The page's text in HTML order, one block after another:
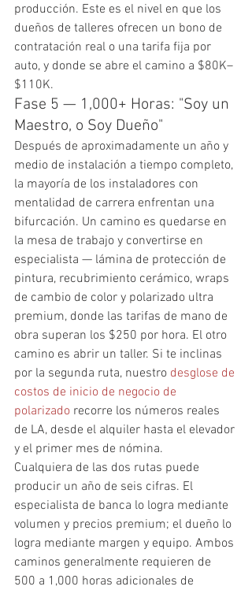
producción. Este es el nivel en que los
dueños de talleres ofrecen un bono de
contratación real o una tarifa fija por
auto, y donde se abre el camino a $80K–
$110K.
Fase 5 — 1,000+ Horas: "Soy un
Maestro, o Soy Dueño"
Después de aproximadamente un año y
medio de instalación a tiempo completo,
la mayoría de los instaladores con
mentalidad de carrera enfrentan una
bifurcación. Un camino es quedarse en
la mesa de trabajo y convertirse en
especialista — lámina de protección de
pintura, recubrimiento cerámico, wraps
de cambio de color y polarizado ultra
premium, donde las tarifas de mano de
obra superan los $250 por hora. El otro
camino es abrir un taller. Si te inclinas
por la segunda ruta, nuestro desglose de
costos de inicio de negocio de
polarizado recorre los números reales
de LA, desde el alquiler hasta el elevador
y el primer mes de nómina.
Cualquiera de las dos rutas puede
producir un año de seis cifras. El
especialista de banca lo logra mediante
volumen y precios premium; el dueño lo
logra mediante margen y equipo. Ambos
caminos generalmente requieren de
500 a 1,000 horas adicionales de